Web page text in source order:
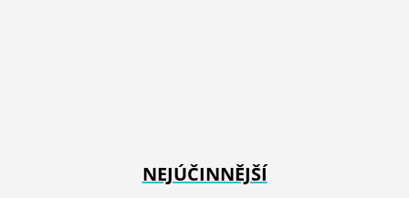
NEJÚČINNĚJŠÍ